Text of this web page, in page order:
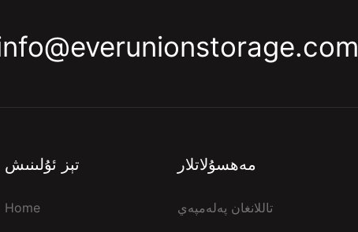
تېز ئۇلىنىش
Home
مەھسۇلاتلار
تاللانغان پەلەمپەي